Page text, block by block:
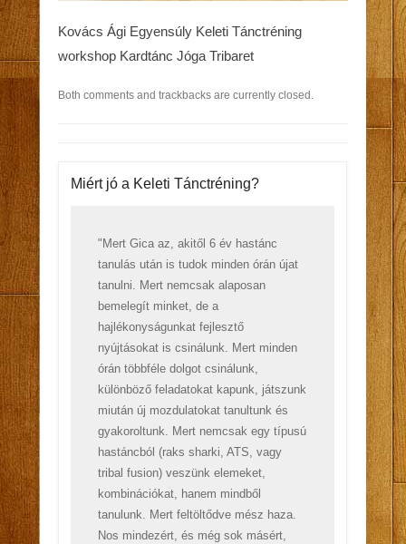
Kovács Ági Egyensúly Keleti Tánctréning
workshop Kardtánc Jóga Tribaret
Both comments and trackbacks are currently closed.
Miért jó a Keleti Tánctréning?
"Mert Gica az, akitől 6 év hastánc
tanulás után is tudok minden órán újat
tanulni. Mert nemcsak alaposan
bemelegít minket, de a
hajlékonyságunkat fejlesztő
nyújtásokat is csinálunk. Mert minden
órán többféle dolgot csinálunk,
különböző feladatokat kapunk, játszunk
miután új mozdulatokat tanultunk és
gyakoroltunk. Mert nemcsak egy típusú
hastáncból (raks sharki, ATS, vagy
tribal fusion) veszünk elemeket,
kombinációkat, hanem mindből
tanulunk. Mert feltöltődve mész haza.
Nos mindezért, és még sok másért,